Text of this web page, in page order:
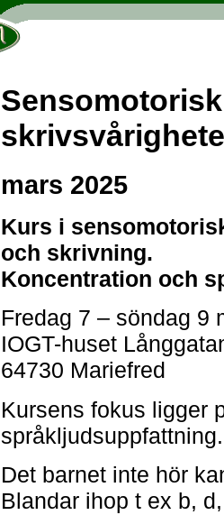
mars 2025
Kurs i
och skrivning.
Koncentration och
Fredag 7 – söndag 9
IOGT-huset
64730 Mariefred
Kursens fokus ligger
språkljudsuppfattning.
Det barnet inte hör
Blandar ihop t ex b,